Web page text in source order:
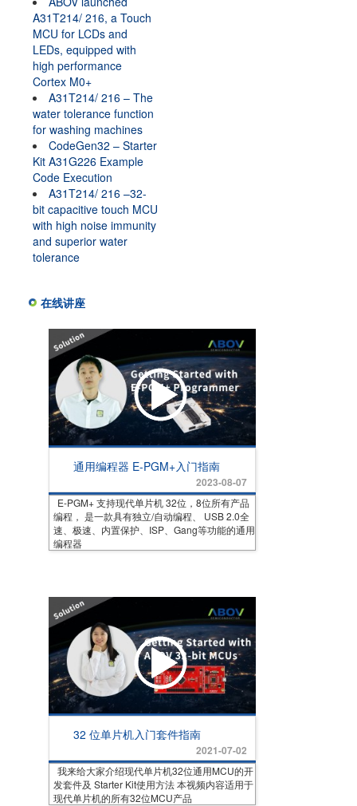
A31T214/ 216, a Touch
MCU for LCDs and
LEDs, equipped with
high performance
Cortex M0+
A31T214/ 216 – The
water tolerance function
for washing machines
CodeGen32 – Starter
Kit A31G226 Example
Code Execution
A31T214/ 216 –32-
bit capacitive touch MCU
with high noise immunity
and superior water
tolerance
在线讲座
通用编程器 E-PGM+入门指南
2023-08-07
E-PGM+ 支持现代单片机 32位，8位所有产品
编程， 是一款具有独立/自动编程、 USB 2.0全
速、极速、内置保护、ISP、Gang等功能的通用
编程器
32 位单片机入门套件指南
2021-07-02
我来给大家介绍现代单片机32位通用MCU的开
发套件及 Starter Kit使用方法 本视频内容适用于
现代单片机的所有32位MCU产品